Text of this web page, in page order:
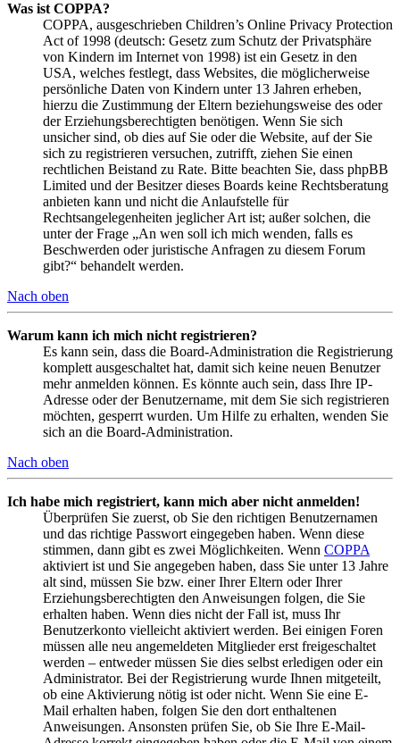
Was ist COPPA?
COPPA, ausgeschrieben Children’s Online Privacy Protection
Act of 1998 (deutsch: Gesetz zum Schutz der Privatsphäre
von Kindern im Internet von 1998) ist ein Gesetz in den
USA, welches festlegt, dass Websites, die möglicherweise
persönliche Daten von Kindern unter 13 Jahren erheben,
hierzu die Zustimmung der Eltern beziehungsweise des oder
der Erziehungsberechtigten benötigen. Wenn Sie sich
unsicher sind, ob dies auf Sie oder die Website, auf der Sie
sich zu registrieren versuchen, zutrifft, ziehen Sie einen
rechtlichen Beistand zu Rate. Bitte beachten Sie, dass phpBB
Limited und der Besitzer dieses Boards keine Rechtsberatung
anbieten kann und nicht die Anlaufstelle für
Rechtsangelegenheiten jeglicher Art ist; außer solchen, die
unter der Frage „An wen soll ich mich wenden, falls es
Beschwerden oder juristische Anfragen zu diesem Forum
gibt?“ behandelt werden.
Nach oben
Warum kann ich mich nicht registrieren?
Es kann sein, dass die Board-Administration die Registrierung
komplett ausgeschaltet hat, damit sich keine neuen Benutzer
mehr anmelden können. Es könnte auch sein, dass Ihre IP-
Adresse oder der Benutzername, mit dem Sie sich registrieren
möchten, gesperrt wurden. Um Hilfe zu erhalten, wenden Sie
sich an die Board-Administration.
Nach oben
Ich habe mich registriert, kann mich aber nicht anmelden!
Überprüfen Sie zuerst, ob Sie den richtigen Benutzernamen
und das richtige Passwort eingegeben haben. Wenn diese
stimmen, dann gibt es zwei Möglichkeiten. Wenn COPPA
aktiviert ist und Sie angegeben haben, dass Sie unter 13 Jahre
alt sind, müssen Sie bzw. einer Ihrer Eltern oder Ihrer
Erziehungsberechtigten den Anweisungen folgen, die Sie
erhalten haben. Wenn dies nicht der Fall ist, muss Ihr
Benutzerkonto vielleicht aktiviert werden. Bei einigen Foren
müssen alle neu angemeldeten Mitglieder erst freigeschaltet
werden – entweder müssen Sie dies selbst erledigen oder ein
Administrator. Bei der Registrierung wurde Ihnen mitgeteilt,
ob eine Aktivierung nötig ist oder nicht. Wenn Sie eine E-
Mail erhalten haben, folgen Sie den dort enthaltenen
Anweisungen. Ansonsten prüfen Sie, ob Sie Ihre E-Mail-